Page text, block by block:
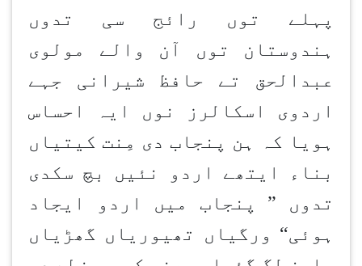
پہلے توں رائج سی تدوں
ہندوستان توں آن والے مولوی
عبدالحق تے حافظ شیرانی جہے
اردوی اسکالرز نوں ایہ احساس
ہویا کہ ہن پنجاب دی مِنت کیتیاں
بناء ایتھے اردو نئیں بچ سکدی
تدوں ” پنجاب میں اردو ایجاد
ہوئی“ ورگیاں تھیوریاں گھڑیاں